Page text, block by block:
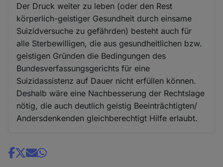
Der Druck weiter zu leben (oder den Rest
körperlich-geistiger Gesundheit durch einsame
Suizidversuche zu gefährden) besteht auch für
alle Sterbewilligen, die aus gesundheitlichen bzw.
geistigen Gründen die Bedingungen des
Bundesverfassungsgerichts für eine
Suizidassistenz auf Dauer nicht erfüllen können.
Deshalb wäre eine Nachbesserung der Rechtslage
nötig, die auch deutlich geistig Beeinträchtigten/
Andersdenkenden gleichberechtigt Hilfe erlaubt.
Share